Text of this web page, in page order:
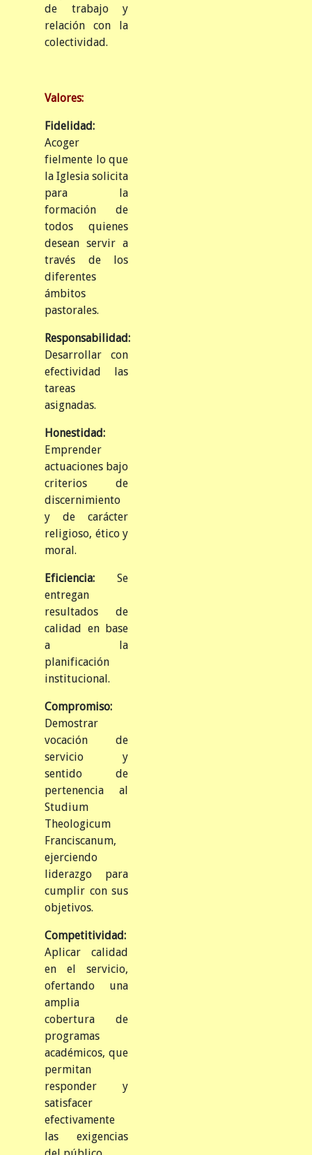
de trabajo y
relación con la
colectividad.
Valores:
Fidelidad:
Acoger
fielmente lo que
la Iglesia solicita
para la
formación de
todos quienes
desean servir a
través de los
diferentes
ámbitos
pastorales.
Responsabilidad:
Desarrollar con
efectividad las
tareas
asignadas.
Honestidad:
Emprender
actuaciones bajo
criterios de
discernimiento
y de carácter
religioso, ético y
moral.
Eficiencia: Se
entregan
resultados de
calidad en base
a la
planificación
institucional.
Compromiso:
Demostrar
vocación de
servicio y
sentido de
pertenencia al
Studium
Theologicum
Franciscanum,
ejerciendo
liderazgo para
cumplir con sus
objetivos.
Competitividad:
Aplicar calidad
en el servicio,
ofertando una
amplia
cobertura de
programas
académicos, que
permitan
responder y
satisfacer
efectivamente
las exigencias